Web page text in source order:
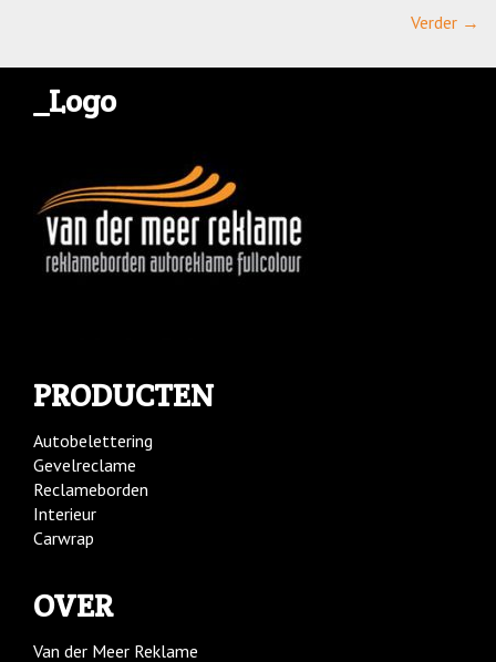
Verder →
_Logo
PRODUCTEN
Autobelettering
Gevelreclame
Reclameborden
Interieur
Carwrap
OVER
Van der Meer Reklame